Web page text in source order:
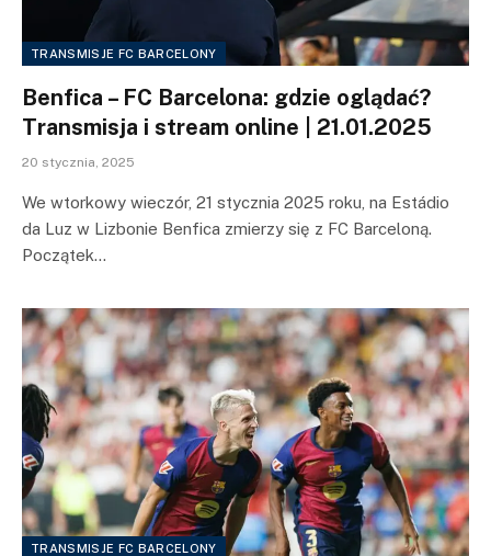
TRANSMISJE FC BARCELONY
Benfica – FC Barcelona: gdzie oglądać?
Transmisja i stream online | 21.01.2025
20 stycznia, 2025
We wtorkowy wieczór, 21 stycznia 2025 roku, na Estádio
da Luz w Lizbonie Benfica zmierzy się z FC Barceloną.
Początek…
TRANSMISJE FC BARCELONY